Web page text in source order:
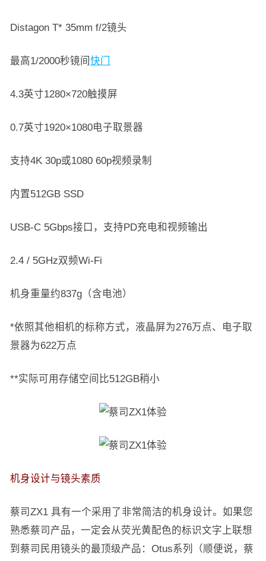
Distagon T* 35mm f/2镜头
最高1/2000秒镜间快门
4.3英寸1280×720触摸屏
0.7英寸1920×1080电子取景器
支持4K 30p或1080 60p视频录制
内置512GB SSD
USB-C 5Gbps接口，支持PD充电和视频输出
2.4 / 5GHz双频Wi-Fi
机身重量约837g（含电池）
*依照其他相机的标称方式，液晶屏为276万点、电子取
景器为622万点
**实际可用存储空间比512GB稍小
机身设计与镜头素质
蔡司ZX1 具有一个采用了非常简洁的机身设计。如果您
熟悉蔡司产品，一定会从荧光黄配色的标识文字上联想
到蔡司民用镜头的最顶级产品：Otus系列（顺便说，蔡